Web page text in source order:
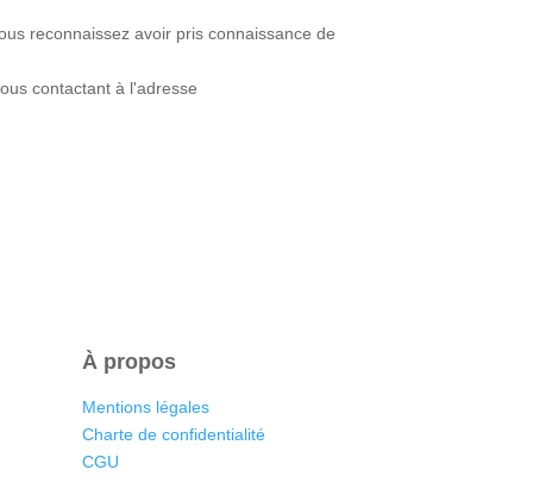
reconnaissez avoir pris connaissance de
contactant à l'adresse
À propos
Mentions légales
Charte de confidentialité
CGU